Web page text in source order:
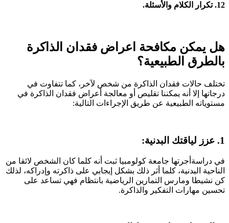
12. تكرار الكلام والأسئلة.
هل يمكن مكافحة اعراض فقدان الذاكرة
بالطرق الطبيعية؟
تختلف حالات فقدان الذاكرة من شخص لآخر، كما تتفاوت في
درجاتها إلا أنه يمكننا تقليص أو معالجة أعراض فقدان الذاكرة في
مستوياته الطبيعية عن طريق الإجراءات التالية:
1. عزز لياقتك البدنية :
في دراسةأجرتها جامعة كولومبيا ثبت أنه كلما كان الشخص لائقا من
الناحية البدنية، كلما أثر ذلك بشكل إيجابي على ذاكرته وإدراكه، لذلك
كن نشيطا ومارس التمارين الرياضية بانتظام فهي تساعد على
تحسين مهارات التفكير والذاكرة.